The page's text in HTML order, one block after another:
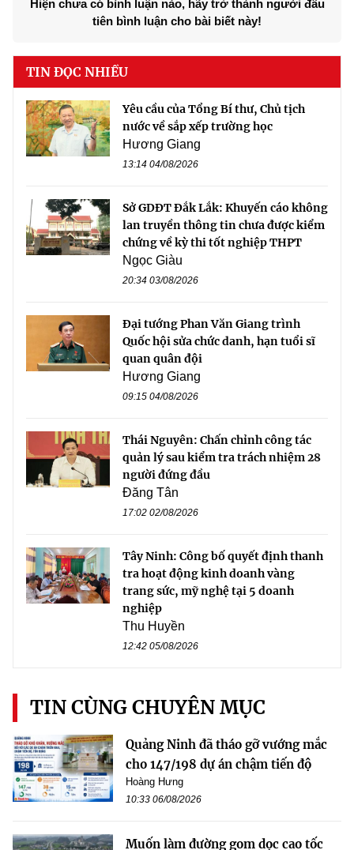
Hiện chưa có bình luận nào, hãy trở thành người đầu
tiên bình luận cho bài biết này!
TIN ĐỌC NHIỀU
Yêu cầu của Tổng Bí thư, Chủ tịch
nước về sắp xếp trường học
Hương Giang
13:14 04/08/2026
Sở GDĐT Đắk Lắk: Khuyến cáo không
lan truyền thông tin chưa được kiểm
chứng về kỳ thi tốt nghiệp THPT
Ngọc Giàu
20:34 03/08/2026
Đại tướng Phan Văn Giang trình
Quốc hội sửa chức danh, hạn tuổi sĩ
quan quân đội
Hương Giang
09:15 04/08/2026
Thái Nguyên: Chấn chỉnh công tác
quản lý sau kiểm tra trách nhiệm 28
người đứng đầu
Đăng Tân
17:02 02/08/2026
Tây Ninh: Công bố quyết định thanh
tra hoạt động kinh doanh vàng
trang sức, mỹ nghệ tại 5 doanh
nghiệp
Thu Huyền
12:42 05/08/2026
TIN CÙNG CHUYÊN MỤC
Quảng Ninh đã tháo gỡ vướng mắc
cho 147/198 dự án chậm tiến độ
Hoàng Hưng
10:33 06/08/2026
Muốn làm đường gom dọc cao tốc